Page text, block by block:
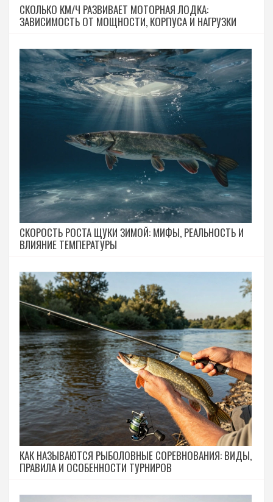
СКОЛЬКО КМ/Ч РАЗВИВАЕТ МОТОРНАЯ ЛОДКА:
ЗАВИСИМОСТЬ ОТ МОЩНОСТИ, КОРПУСА И НАГРУЗКИ
СКОРОСТЬ РОСТА ЩУКИ ЗИМОЙ: МИФЫ, РЕАЛЬНОСТЬ И
ВЛИЯНИЕ ТЕМПЕРАТУРЫ
КАК НАЗЫВАЮТСЯ РЫБОЛОВНЫЕ СОРЕВНОВАНИЯ: ВИДЫ,
ПРАВИЛА И ОСОБЕННОСТИ ТУРНИРОВ